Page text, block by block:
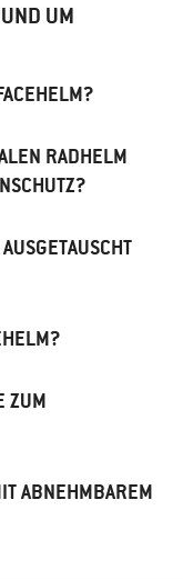
UM
RADHELM
ZUM
ABNEHMBAREM